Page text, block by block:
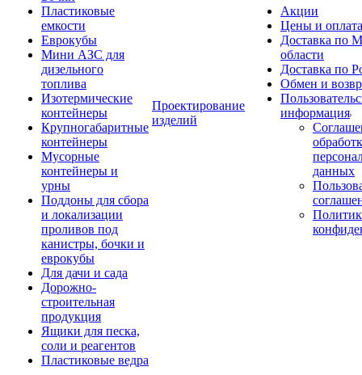
Пластиковые
емкости
Еврокубы
Мини АЗС для
дизельного
топлива
Изотермические
контейнеры
Крупногабаритные
контейнеры
Мусорные
контейнеры и
урны
Поддоны для сбора
и локализации
проливов под
канистры, бочки и
еврокубы
Для дачи и сада
Дорожно-
строительная
продукция
Ящики для песка,
соли и реагентов
Пластиковые ведра
Проектирование
изделий
Акции
Цены и оплата
Доставка по
области
Доставка по
Обмен и
информация
данных